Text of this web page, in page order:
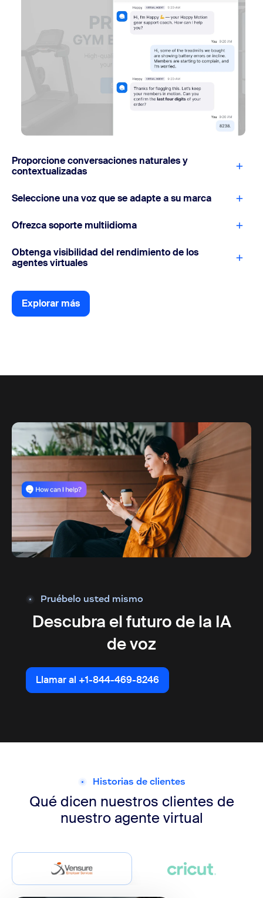
Proporcione conversaciones naturales y
contextualizadas
Seleccione una voz que se adapte a su marca
Ofrezca soporte multiidioma
Obtenga visibilidad del rendimiento de los
agentes virtuales
Explorar más
Explorar más
Pruébelo usted mismo
Descubra el futuro de la IA
de voz
Llamar al +1-844-469-8246
Llamar al +1-844-469-8246
Historias de clientes
Qué dicen nuestros clientes de
nuestro agente virtual